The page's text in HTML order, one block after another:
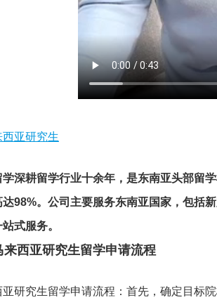
西亚研究生
学深耕留学行业十余年，是东南亚头部留
达98%。公司主要服务东南亚国家，包括
式服务。
来西亚研究生留学申请流程
研究生留学申请流程：首先，确定目标